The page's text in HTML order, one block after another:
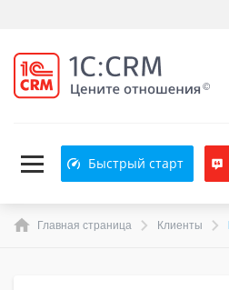
Быстрый старт
Главная страница Клиенты